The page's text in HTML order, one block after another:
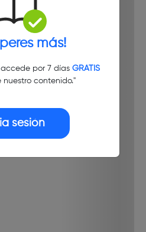
más!
por 7 días GRATIS
nuestro contenido."
sesión